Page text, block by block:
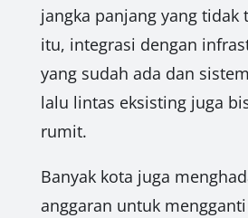
jangka panjang yang tidak
itu, integrasi dengan
yang sudah ada dan
lalu lintas eksisting juga
rumit.
Banyak kota juga
anggaran untuk